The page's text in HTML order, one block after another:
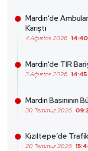
Mardin’de
Karıştı
4 Ağustos 2026 14:40
Mardin’de TIR
3 Ağustos 2026 14:45
Mardin Basınının
30 Temmuz 2026
Kızıltepe’de
20 Temmuz 2026